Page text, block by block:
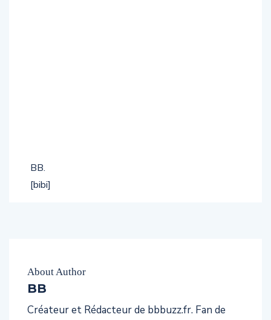
BB.
[bibi]
About Author
BB
Créateur et Rédacteur de bbbuzz.fr. Fan de